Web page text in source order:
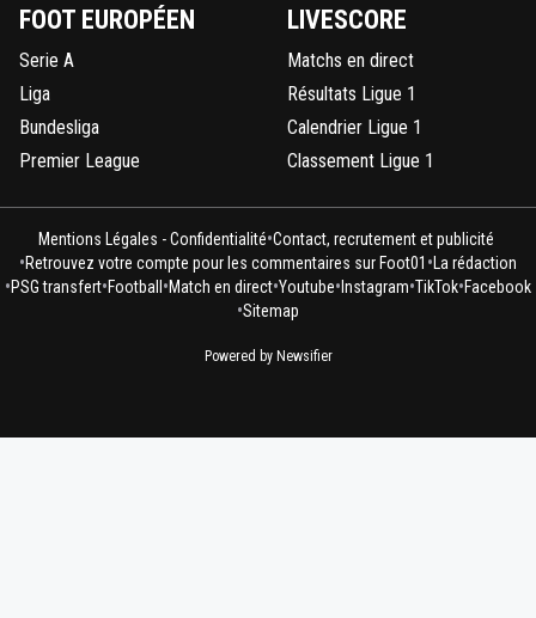
FOOT EUROPÉEN
Serie A
Liga
Bundesliga
Premier League
LIVESCORE
Matchs en direct
Résultats Ligue 1
Calendrier Ligue 1
Classement Ligue 1
Mentions Légales - Confidentialité•Contact, recrutement et publicité
•Retrouvez votre compte pour les commentaires sur Foot01 •La rédaction
•PSG transfert•Football •Match en direct•Youtube• Instagram•TikTok•Facebook
•Sitemap
Powered by Newsifier